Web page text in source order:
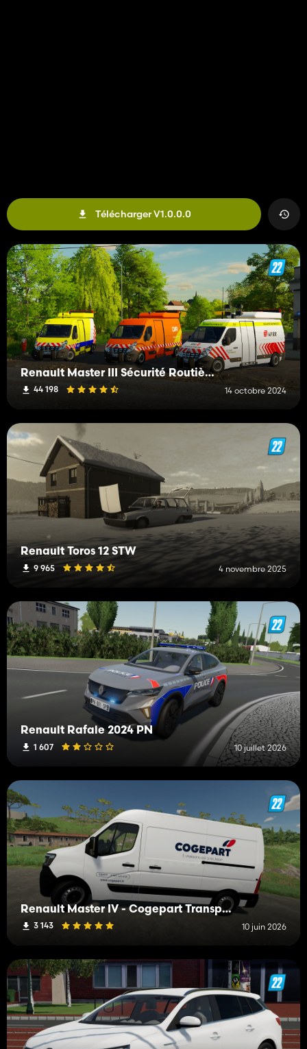
Télécharger V1.0.0.0
Renault Master III Sécurité Routière
44 198 14 octobre 2024
Renault Toros 12 STW
9 965 4 novembre 2025
Renault Rafale 2024 PN
1 607 10 juillet 2026
Renault Master IV - Cogepart Transport
3 143 10 juin 2026